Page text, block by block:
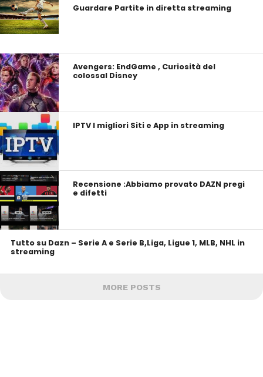
Guardare Partite in diretta streaming
Avengers: EndGame , Curiosità del
colossal Disney
IPTV I migliori Siti e App in streaming
Recensione :Abbiamo provato DAZN pregi
e difetti
Tutto su Dazn – Serie A e Serie B,Liga, Ligue 1, MLB, NHL in
streaming
MORE POSTS